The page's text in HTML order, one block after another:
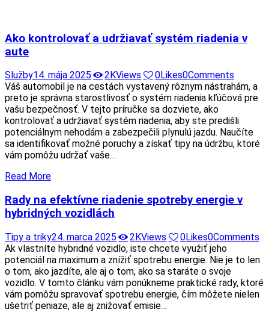
Ako kontrolovať a udržiavať systém riadenia v
aute
Služby14. mája 2025 2KViews 0Likes0Comments
Váš automobil je na cestách vystavený rôznym nástrahám, a
preto je správna starostlivosť o systém riadenia kľúčová pre
vašu bezpečnosť. V tejto príručke sa dozviete, ako
kontrolovať a udržiavať systém riadenia, aby ste predišli
potenciálnym nehodám a zabezpečili plynulú jazdu. Naučíte
sa identifikovať možné poruchy a získať tipy na údržbu, ktoré
vám pomôžu udržať vaše…
Read More
Rady na efektívne riadenie spotreby energie v
hybridných vozidlách
Tipy a triky24. marca 2025 2KViews 0Likes0Comments
Ak vlastníte hybridné vozidlo, iste chcete využiť jeho
potenciál na maximum a znížiť spotrebu energie. Nie je to len
o tom, ako jazdíte, ale aj o tom, ako sa staráte o svoje
vozidlo. V tomto článku vám ponúkneme praktické rady, ktoré
vám pomôžu spravovať spotrebu energie, čím môžete nielen
ušetriť peniaze, ale aj znižovať emisie…